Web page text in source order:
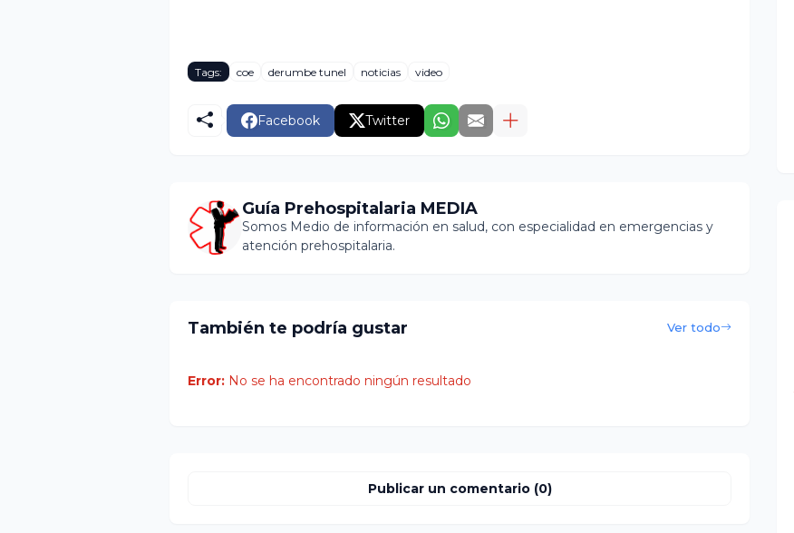
Tags: coe derumbe tunel noticias video
Facebook Twitter
Guía Prehospitalaria MEDIA
Somos Medio de información en salud, con especialidad en emergencias y
atención prehospitalaria.
También te podría gustar Ver todo
Error: No se ha encontrado ningún resultado
Publicar un comentario (0)